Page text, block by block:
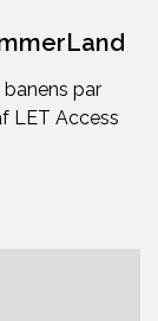
par
LET Access